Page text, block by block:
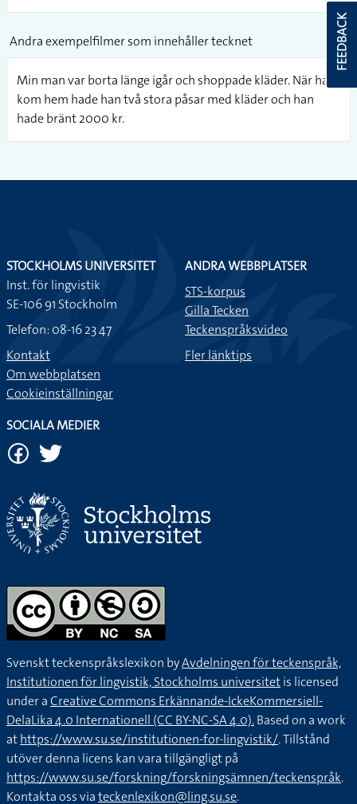
Andra exempelfilmer som innehåller tecknet
Min man var borta länge igår och shoppade kläder. När han
kom hem hade han två stora påsar med kläder och han
hade bränt 2000 kr.
FEEDBACK
STOCKHOLMS UNIVERSITET
Inst. för lingvistik
SE-106 91 Stockholm
Telefon: 08-16 23 47
Kontakt
Om webbplatsen
Cookieinställningar
ANDRA WEBBPLATSER
STS-korpus
Gilla Tecken
Teckenspråksvideo
Fler länktips
SOCIALA MEDIER
Svenskt teckenspråkslexikon byAvdelningen för teckenspråk,
Institutionen för lingvistik, Stockholms universitetis licensed
under aCreative Commons Erkännande-IckeKommersiell-
DelaLika 4.0 Internationell (CC BY-NC-SA 4.0).Based on a work
athttps://www.su.se/institutionen-for-lingvistik/. Tillstånd
utöver denna licens kan vara tillgängligt på
https://www.su.se/forskning/forskningsämnen/teckenspråk.
Kontakta oss viateckenlexikon@ling.su.se.